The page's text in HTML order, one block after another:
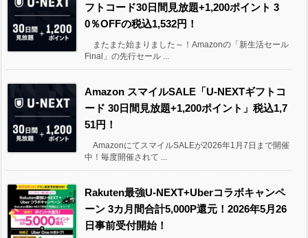
フトコード30日間見放題+1,200ポイント 3
0％OFFの税込1,532円！
またまた始まりました～！Amazonの「新生活セール
Final」の先行セール ...
Amazon スマイルSALE「U-NEXTギフトコ
ード 30日間見放題+1,200ポイント」税込1,7
51円！
AmazonにてスマイルSALEが2026年1月7日まで開催
中！毎度開催されて ...
Rakuten最強U-NEXT+Uberコラボキャンペ
ーン 3カ月間合計5,000P還元！2026年5月26
日事前受付開始！